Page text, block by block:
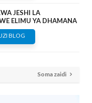
JESHI LA
ELIMU YA DHAMANA
BLOG
Soma zaidi